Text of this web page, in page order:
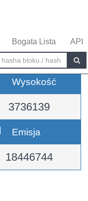
Bogata Lista API
Wysokość
3736139
Emisja
18446744